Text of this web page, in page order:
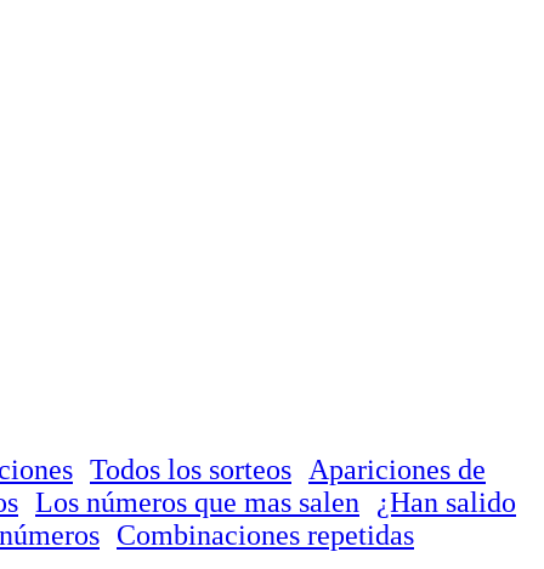
Todos los sorteos
Apariciones de
Los números que mas salen
¿Han salido
Combinaciones repetidas